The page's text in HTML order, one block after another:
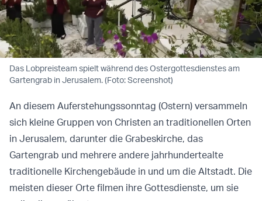
Das Lobpreisteam spielt während des Ostergottesdienstes am
Gartengrab in Jerusalem. (Foto: Screenshot)
An diesem Auferstehungssonntag (Ostern) versammeln
sich kleine Gruppen von Christen an traditionellen Orten
in Jerusalem, darunter die Grabeskirche, das
Gartengrab und mehrere andere jahrhundertealte
traditionelle Kirchengebäude in und um die Altstadt. Die
meisten dieser Orte filmen ihre Gottesdienste, um sie